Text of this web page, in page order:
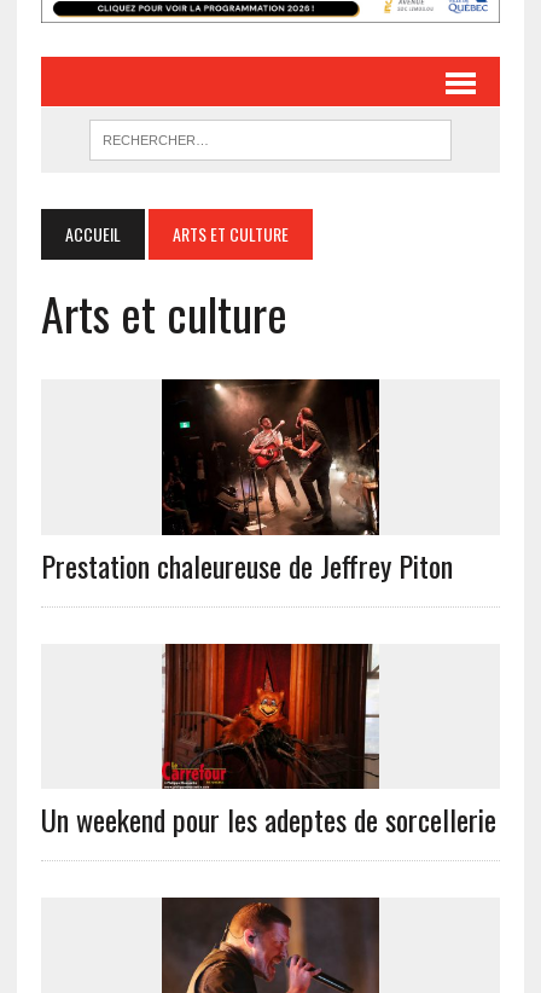
ACCUEIL ARTS ET CULTURE
Arts et culture
Prestation chaleureuse de Jeffrey Piton
Un weekend pour les adeptes de sorcellerie